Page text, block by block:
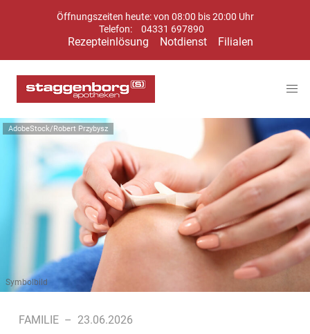
Öffnungszeiten heute: von 08:00 bis 20:00 Uhr
Telefon:
04331 697890
Rezepteinlösung Notdienst Filialen
AdobeStock/Robert Przybysz
Symbolbild
FAMILIE – 23.06.2026